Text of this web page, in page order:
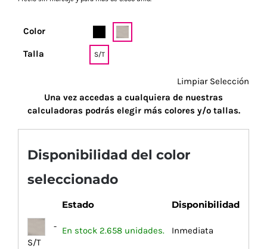
Color
Talla S/T
Limpiar Selección
Una vez accedas a cualquiera de nuestras
calculadoras podrás elegir más colores y/o tallas.
Disponibilidad del color
seleccionado
Estado Disponibilidad
-
S/T
En stock 2.658 unidades. Inmediata